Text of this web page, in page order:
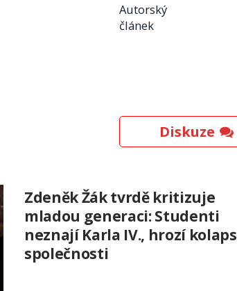
Autorský
článek
Diskuze
Zdeněk Žák tvrdě kritizuje
mladou generaci: Studenti
neznají Karla IV., hrozí kolaps
společnosti